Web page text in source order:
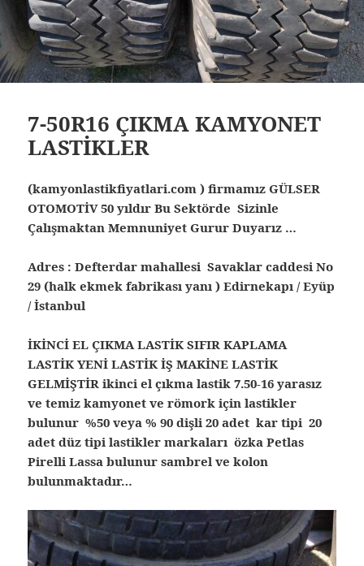
7-50R16 ÇIKMA KAMYONET
LASTİKLER
(kamyonlastikfiyatlari.com ) firmamız GÜLSER
OTOMOTİV 50 yıldır Bu Sektörde Sizinle
Çalışmaktan Memnuniyet Gurur Duyarız …
Adres : Defterdar mahallesi Savaklar caddesi No
29 (halk ekmek fabrikası yanı ) Edirnekapı / Eyüp
/ İstanbul
İKİNCİ EL ÇIKMA LASTİK SIFIR KAPLAMA
LASTİK YENİ LASTİK İŞ MAKİNE LASTİK
GELMİŞTİR ikinci el çıkma lastik7.50-16 yarasız
ve temiz kamyonet ve römork için lastikler
bulunur %50 veya % 90 dişli 20 adet kar tipi 20
adet düz tipi lastikler markaları özka Petlas
Pirelli Lassa bulunur sambrel ve kolon
bulunmaktadır…